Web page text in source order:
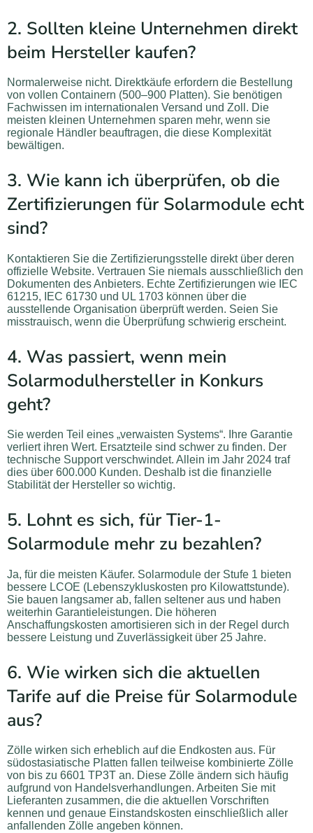
2. Sollten kleine Unternehmen direkt
beim Hersteller kaufen?
Normalerweise nicht. Direktkäufe erfordern die Bestellung
von vollen Containern (500–900 Platten). Sie benötigen
Fachwissen im internationalen Versand und Zoll. Die
meisten kleinen Unternehmen sparen mehr, wenn sie
regionale Händler beauftragen, die diese Komplexität
bewältigen.
3. Wie kann ich überprüfen, ob die
Zertifizierungen für Solarmodule echt
sind?
Kontaktieren Sie die Zertifizierungsstelle direkt über deren
offizielle Website. Vertrauen Sie niemals ausschließlich den
Dokumenten des Anbieters. Echte Zertifizierungen wie IEC
61215, IEC 61730 und UL 1703 können über die
ausstellende Organisation überprüft werden. Seien Sie
misstrauisch, wenn die Überprüfung schwierig erscheint.
4. Was passiert, wenn mein
Solarmodulhersteller in Konkurs
geht?
Sie werden Teil eines „verwaisten Systems“. Ihre Garantie
verliert ihren Wert. Ersatzteile sind schwer zu finden. Der
technische Support verschwindet. Allein im Jahr 2024 traf
dies über 600.000 Kunden. Deshalb ist die finanzielle
Stabilität der Hersteller so wichtig.
5. Lohnt es sich, für Tier-1-
Solarmodule mehr zu bezahlen?
Ja, für die meisten Käufer. Solarmodule der Stufe 1 bieten
bessere LCOE (Lebenszykluskosten pro Kilowattstunde).
Sie bauen langsamer ab, fallen seltener aus und haben
weiterhin Garantieleistungen. Die höheren
Anschaffungskosten amortisieren sich in der Regel durch
bessere Leistung und Zuverlässigkeit über 25 Jahre.
6. Wie wirken sich die aktuellen
Tarife auf die Preise für Solarmodule
aus?
Zölle wirken sich erheblich auf die Endkosten aus. Für
südostasiatische Platten fallen teilweise kombinierte Zölle
von bis zu 6601 TP3T an. Diese Zölle ändern sich häufig
aufgrund von Handelsverhandlungen. Arbeiten Sie mit
Lieferanten zusammen, die die aktuellen Vorschriften
kennen und genaue Einstandskosten einschließlich aller
anfallenden Zölle angeben können.